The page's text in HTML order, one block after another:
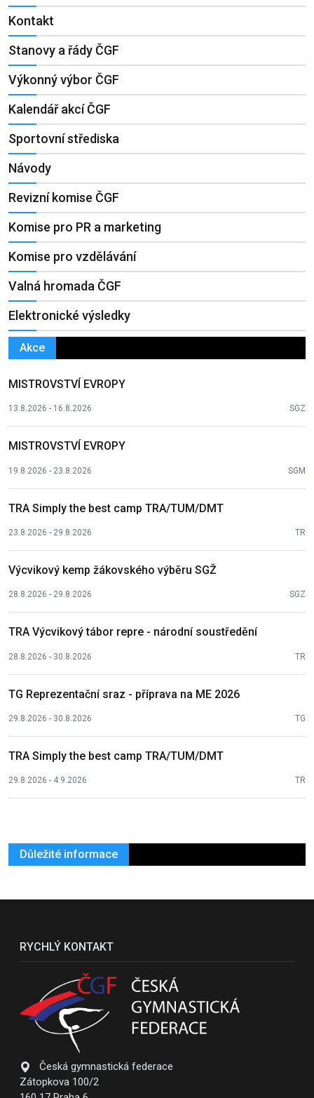
Kontakt
Stanovy a řády ČGF
Výkonný výbor ČGF
Kalendář akcí ČGF
Sportovní střediska
Návody
Revizní komise ČGF
Komise pro PR a marketing
Komise pro vzdělávání
Valná hromada ČGF
Elektronické výsledky
Akce
MISTROVSTVÍ EVROPY
13.8.2026 - 16.8.2026 SGZ
MISTROVSTVÍ EVROPY
19.8.2026 - 23.8.2026 SGM
TRA Simply the best camp TRA/TUM/DMT
23.8.2026 - 29.8.2026 TR
Výcvikový kemp žákovského výběru SGŽ
28.8.2026 - 29.8.2026 SGZ
TRA Výcvikový tábor repre - národní soustředění
28.8.2026 - 30.8.2026 TR
TG Reprezentační sraz - příprava na ME 2026
29.8.2026 - 30.8.2026 TG
TRA Simply the best camp TRA/TUM/DMT
29.8.2026 - 4.9.2026 TR
Důležité informace
RYCHLÝ KONTAKT
Česká gymnastická federace
Zátopkova 100/2